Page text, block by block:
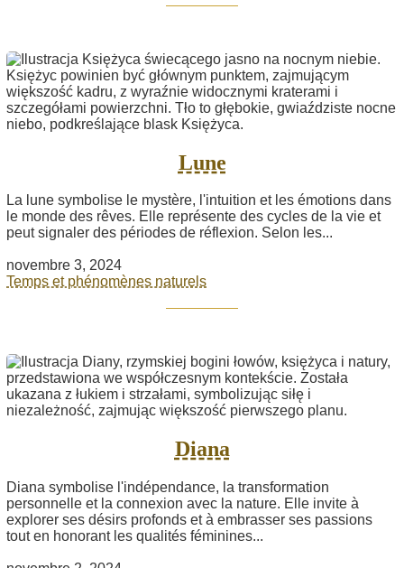
Lune
La lune symbolise le mystère, l'intuition et les émotions dans
le monde des rêves. Elle représente des cycles de la vie et
peut signaler des périodes de réflexion. Selon les...
novembre 3, 2024
Temps et phénomènes naturels
Diana
Diana symbolise l'indépendance, la transformation
personnelle et la connexion avec la nature. Elle invite à
explorer ses désirs profonds et à embrasser ses passions
tout en honorant les qualités féminines...